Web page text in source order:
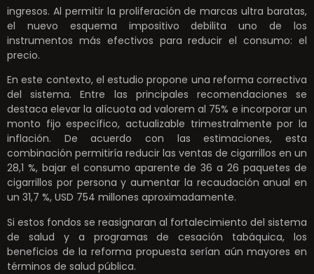
ingresos. Al permitir la proliferación de marcas ultra baratas,
el nuevo esquema impositivo debilita uno de los
instrumentos más efectivos para reducir el consumo: el
precio.
En este contexto, el estudio propone una reforma correctiva
del sistema. Entre las principales recomendaciones se
destaca elevar la alícuota ad valorem al 75% e incorporar un
monto fijo específico, actualizable trimestralmente por la
inflación. De acuerdo con las estimaciones, esta
combinación permitiría reducir las ventas de cigarrillos en un
28,1 %, bajar el consumo aparente de 36 a 26 paquetes de
cigarrillos por persona y aumentar la recaudación anual en
un 31,7 %, USD 754 millones aproximadamente.
Si estos fondos se reasignaran al fortalecimiento del sistema
de salud y a programas de cesación tabáquica, los
beneficios de la reforma propuesta serían aún mayores en
términos de salud pública.